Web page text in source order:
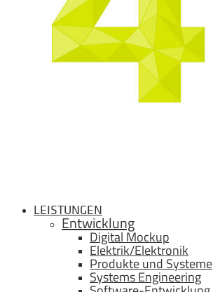
LEISTUNGEN
Entwicklung
Digital Mockup
Elektrik/Elektronik
Produkte und Systeme
Systems Engineering